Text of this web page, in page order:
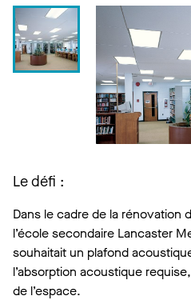
Le défi :
Dans le cadre de la rénovation
l’école secondaire Lancaster
souhaitait un plafond
l’absorption acoustique
de l’espace.